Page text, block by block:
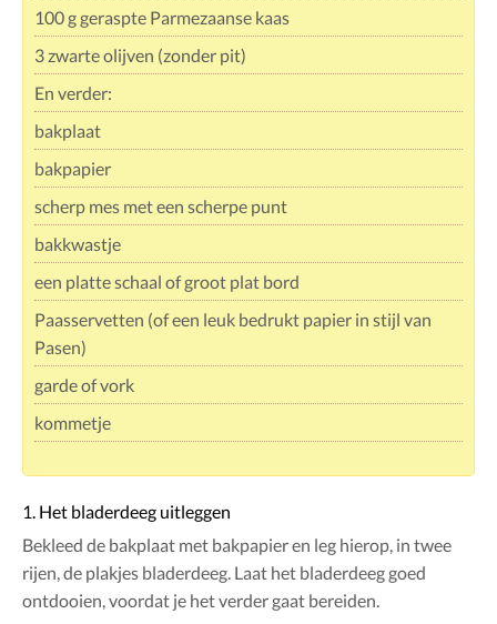
100 g geraspte Parmezaanse kaas
3 zwarte olijven (zonder pit)
En verder:
bakplaat
bakpapier
scherp mes met een scherpe punt
bakkwastje
een platte schaal of groot plat bord
Paasservetten (of een leuk bedrukt papier in stijl van
Pasen)
garde of vork
kommetje
1. Het bladerdeeg uitleggen
Bekleed de bakplaat met bakpapier en leg hierop, in twee
rijen, de plakjes bladerdeeg. Laat het bladerdeeg goed
ontdooien, voordat je het verder gaat bereiden.